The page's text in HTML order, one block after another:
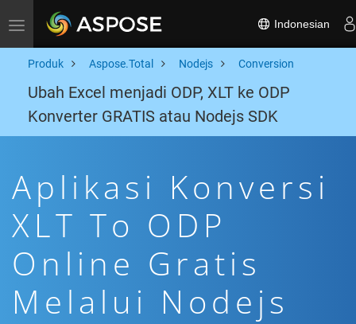
Toggle navigation Indonesian
Produk Aspose.Total Nodejs Conversion
Ubah Excel menjadi ODP, XLT ke ODP
Konverter GRATIS atau Nodejs SDK
Aplikasi Konversi
XLT To ODP
Online Gratis
Melalui Nodejs